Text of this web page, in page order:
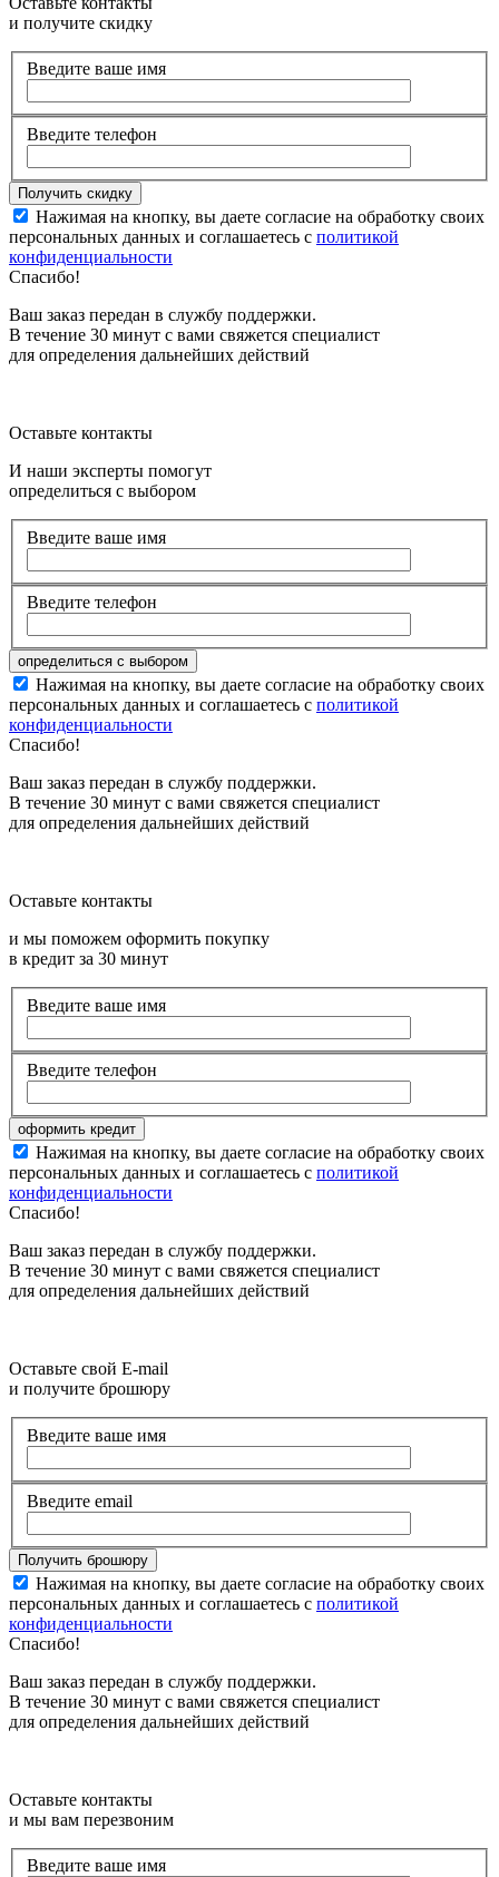
и получите скидку
Введите ваше имя
Введите телефон
Нажимая на кнопку, вы даете согласие на обработку своих
персональных данных и соглашаетесь с политикой
конфиденциальности
Спасибо!
Ваш заказ передан в службу поддержки.
В течение 30 минут с вами свяжется специалист
для определения дальнейших действий
Оставьте контакты
И наши эксперты помогут
определиться с выбором
Введите ваше имя
Введите телефон
Нажимая на кнопку, вы даете согласие на обработку своих
персональных данных и соглашаетесь с политикой
конфиденциальности
Спасибо!
Ваш заказ передан в службу поддержки.
В течение 30 минут с вами свяжется специалист
для определения дальнейших действий
Оставьте контакты
и мы поможем оформить покупку
в кредит за 30 минут
Введите ваше имя
Введите телефон
Нажимая на кнопку, вы даете согласие на обработку своих
персональных данных и соглашаетесь с политикой
конфиденциальности
Спасибо!
Ваш заказ передан в службу поддержки.
В течение 30 минут с вами свяжется специалист
для определения дальнейших действий
Оставьте свой E-mail
и получите брошюру
Введите ваше имя
Введите email
Нажимая на кнопку, вы даете согласие на обработку своих
персональных данных и соглашаетесь с политикой
конфиденциальности
Спасибо!
Ваш заказ передан в службу поддержки.
В течение 30 минут с вами свяжется специалист
для определения дальнейших действий
Оставьте контакты
и мы вам перезвоним
Введите ваше имя